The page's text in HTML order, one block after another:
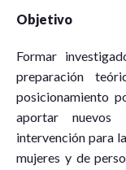
Objetivo
Formar
preparación
posicionamiento
aportar nuevos
intervención para
mujeres y de